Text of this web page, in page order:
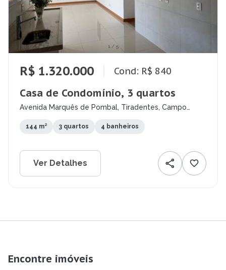
1 / 5
R$ 1.320.000 Cond: R$ 840
Casa de Condomínio, 3 quartos
Avenida Marquês de Pombal, Tiradentes, Campo
144 m² 3 quartos 4 banheiros
Ver Detalhes
Encontre imóveis